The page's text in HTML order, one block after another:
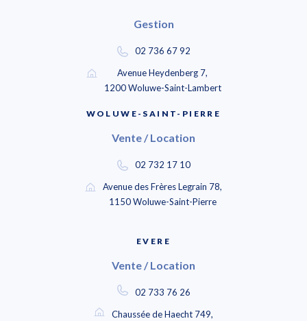
Gestion
02 736 67 92
Avenue Heydenberg 7,
1200 Woluwe-Saint-Lambert
WOLUWE-SAINT-PIERRE
Vente / Location
02 732 17 10
Avenue des Frères Legrain 78,
1150 Woluwe-Saint-Pierre
EVERE
Vente / Location
02 733 76 26
Chaussée de Haecht 749,